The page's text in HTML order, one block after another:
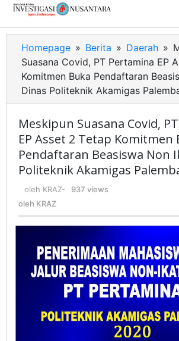
Homepage » Berita » Daerah »
Suasana Covid, PT Pertamina EP
Komitmen Buka Pendaftaran
Dinas Politeknik Akamigas
Meskipun Suasana Covid,
EP Asset 2 Tetap Komitmen
Pendaftaran Beasiswa Non
Politeknik Akamigas
oleh KRAZ-
937 views
oleh KRAZ